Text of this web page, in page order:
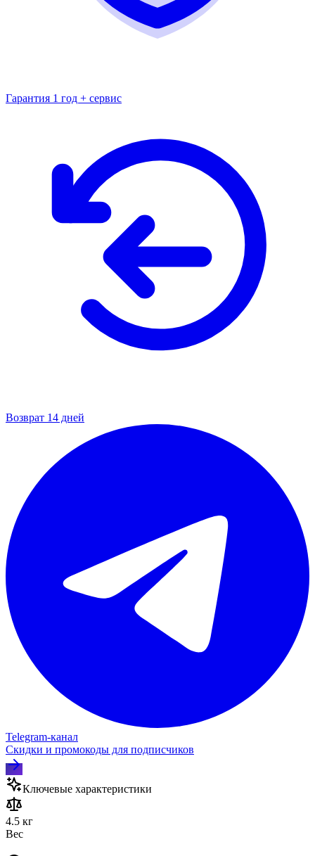
Гарантия 1 год + сервис
Возврат 14 дней
Telegram‑канал
Скидки и промокоды для подписчиков
Ключевые характеристики
4.5 кг
Вес